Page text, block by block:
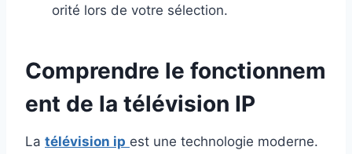
orité lors de votre sélection.
Comprendre le fonctionnem
ent de la télévision IP
La télévision ip est une technologie moderne.